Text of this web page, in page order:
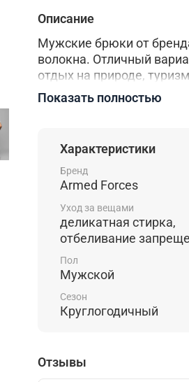
Описание
Мужские брюки от
волокна. Отличный
отдых на природе,
Брюки карго оснащены
эту модель более
брюк.
Внизу штанины
штанины, чтобы они
используется надежная
который идет в
Показать полностью
Характеристики
Бренд
Armed Forces
Уход за вещами
деликатная стирка,
отбеливание
Пол
Мужской
Сезон
Круглогодичный
Отзывы